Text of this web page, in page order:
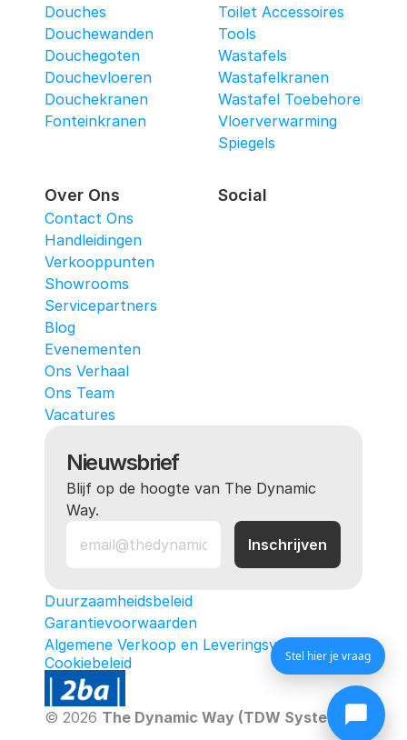
Douches
Douchewanden
Douchegoten
Douchevloeren
Douchekranen
Fonteinkranen
Toilet Accessoires
Tools
Wastafels
Wastafelkranen
Wastafel Toebehoren
Vloerverwarming
Spiegels
Over Ons
Contact Ons
Handleidingen
Verkooppunten
Showrooms
Servicepartners
Blog
Evenementen
Ons Verhaal
Ons Team
Vacatures
Social
Nieuwsbrief
Blijf op de hoogte van The Dynamic
Way.
Duurzaamheidsbeleid
Garantievoorwaarden
Algemene Verkoop en Leveringsvoorwaarden
Cookiebeleid
© 2026 The Dynamic Way (TDW Systems). All
Stel hier je vraag